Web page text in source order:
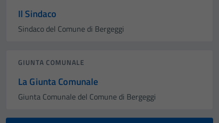
Il Sindaco
Sindaco del Comune di Bergeggi
GIUNTA COMUNALE
La Giunta Comunale
Giunta Comunale del Comune di Bergeggi